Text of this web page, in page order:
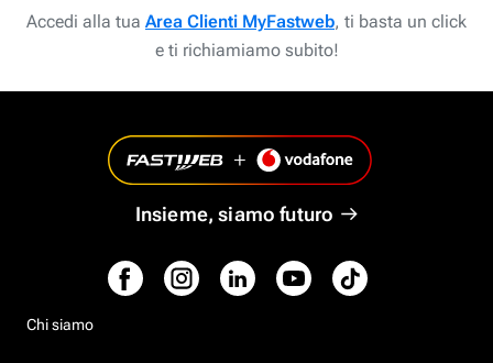
Accedi alla tua Area Clienti MyFastweb, ti basta un click
e ti richiamiamo subito!
Insieme, siamo futuro
Chi siamo